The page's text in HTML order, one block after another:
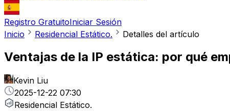
Registro GratuitoIniciar Sesión
Inicio
Residencial Estático. Detalles del artículo
Ventajas de la IP estática: por qué
Kevin Liu
2025-12-22 07:30
Residencial Estático.